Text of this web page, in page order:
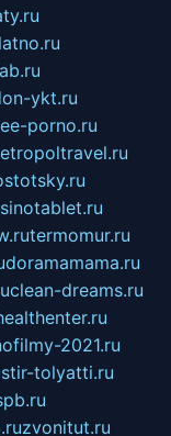
ykt.ru
porno.ru
termomur.ru
doramamama.ru
clean-dreams.ru
2021.ru
tolyatti.ru
zvonitut.ru